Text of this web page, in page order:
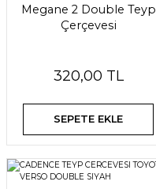
Megane 2 Double Teyp
Çerçevesi
320,00 TL
SEPETE EKLE